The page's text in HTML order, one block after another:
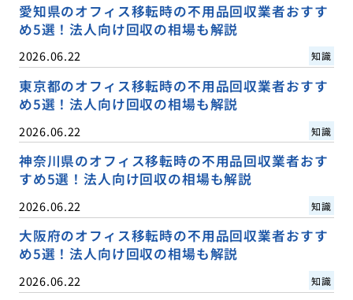
愛知県のオフィス移転時の不用品回収業者おすす
め5選！法人向け回収の相場も解説
2026.06.22 知識
東京都のオフィス移転時の不用品回収業者おすす
め5選！法人向け回収の相場も解説
2026.06.22 知識
神奈川県のオフィス移転時の不用品回収業者おす
すめ5選！法人向け回収の相場も解説
2026.06.22 知識
大阪府のオフィス移転時の不用品回収業者おすす
め5選！法人向け回収の相場も解説
2026.06.22 知識